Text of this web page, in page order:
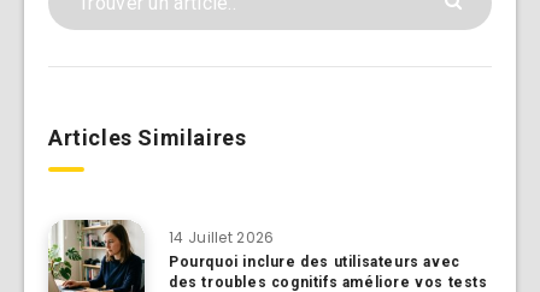
Articles Similaires
14 Juillet 2026
Pourquoi inclure des utilisateurs avec
des troubles cognitifs améliore vos tests